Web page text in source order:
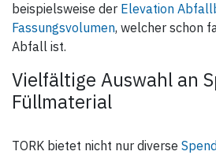
beispielsweise der Elevation
Fassungsvolumen, welcher schon
Abfall ist.
Vielfältige Auswahl an
Füllmaterial
TORK bietet nicht nur diverse